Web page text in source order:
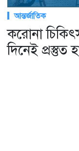
আন্তর্জাতিক
করোনা
দিনেই প্রস্তুত